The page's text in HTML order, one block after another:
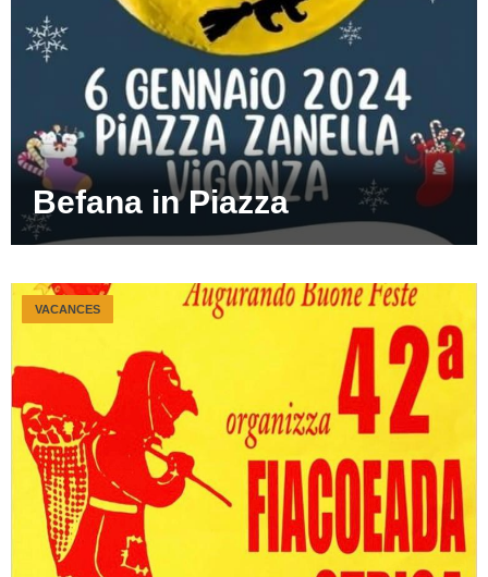
Befana in Piazza
VACANCES